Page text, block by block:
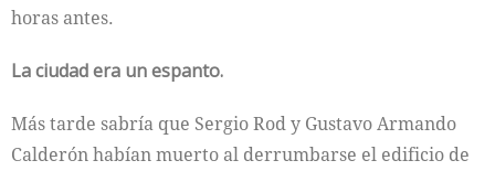
horas antes.
La ciudad era un espanto.
Más tarde sabría que Sergio Rod y Gustavo Armando
Calderón habían muerto al derrumbarse el edificio de